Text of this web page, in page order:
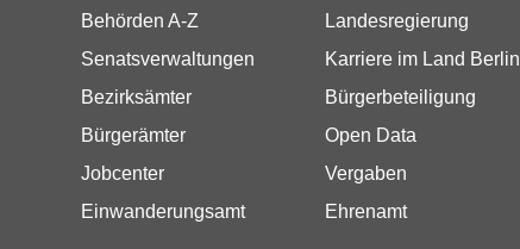
Behörden A-Z
Senatsverwaltungen
Bezirksämter
Bürgerämter
Jobcenter
Einwanderungsamt
Landesregierung
Karriere im Land Berlin
Bürgerbeteiligung
Open Data
Vergaben
Ehrenamt